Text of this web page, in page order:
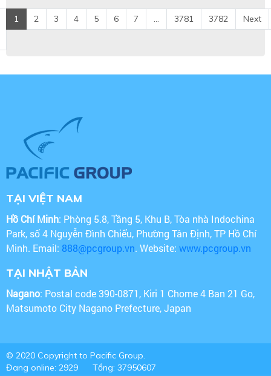
1 2 3 4 5 6 7 ... 3781 3782 Next
TẠI VIỆT NAM
Hồ Chí Minh: Phòng 5.8, Tầng 5, Khu B, Tòa nhà Indochina
Park, số 4 Nguyễn Đình Chiểu, Phường Tân Định, TP Hồ Chí
Minh. Email: 888@pcgroup.vn. Website: www.pcgroup.vn
TẠI NHẬT BẢN
Nagano: Postal code 390-0871, Kiri 1 Chome 4 Ban 21 Go,
Matsumoto City Nagano Prefecture, Japan
© 2020 Copyright to Pacific Group.
Đang online: 2929
Tổng: 37950607